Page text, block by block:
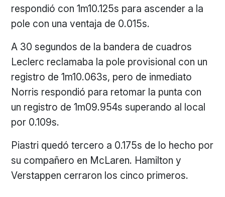
respondió con 1m10.125s para ascender a la
pole con una ventaja de 0.015s.
A 30 segundos de la bandera de cuadros
Leclerc reclamaba la pole provisional con un
registro de 1m10.063s, pero de inmediato
Norris respondió para retomar la punta con
un registro de 1m09.954s superando al local
por 0.109s.
Piastri quedó tercero a 0.175s de lo hecho por
su compañero en McLaren. Hamilton y
Verstappen cerraron los cinco primeros.